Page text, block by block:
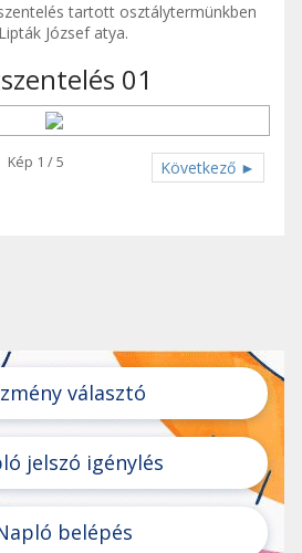
tartott osztálytermünkben
József atya.
01
Következő ►
Kép 1 / 5
választó
jelszó igénylés
belépés